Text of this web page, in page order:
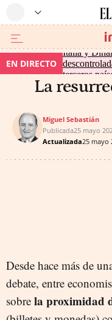
EN DIRECTO
Italia y
terceros
La
Miguel Sebastián
Publicada25 mayo
Actualizada25 mayo
Desde hace más de
debate, entre
sobre la proximidad